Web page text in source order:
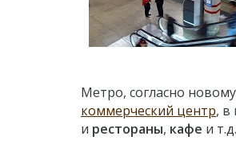
Метро, согласно
коммерческий центр, в
и рестораны, кафе и т.д.